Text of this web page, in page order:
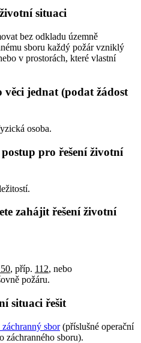
situaci
bez odkladu územně
sboru každý požár vzniklý
v prostorách, které vlastní
jednat (podat žádost
osoba.
pro řešení životní
zahájit řešení životní
, příp. 112, nebo
požáru.
situaci řešit
sbor(příslušné operační
záchranného sboru).